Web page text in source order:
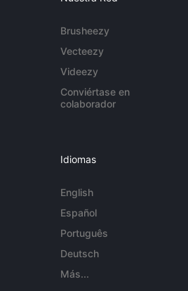
Brusheezy
Vecteezy
Videezy
Conviértase en
colaborador
Idiomas
English
Español
Português
Deutsch
Más...